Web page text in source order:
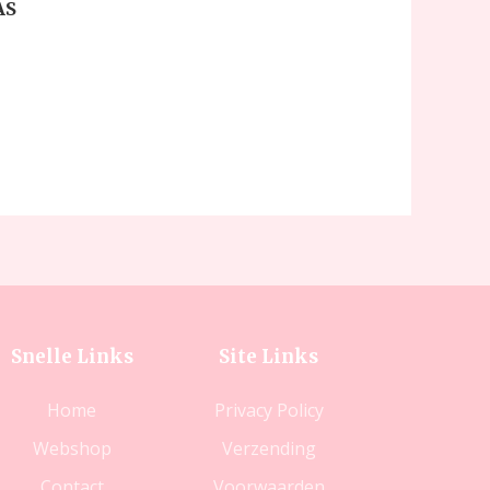
Snelle Links
Home
Webshop
Site Links
Privacy Policy
Verzending